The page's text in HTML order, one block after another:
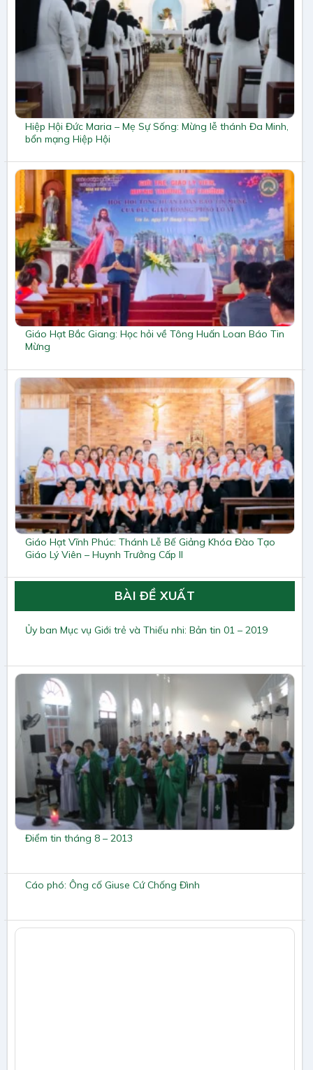
Hiệp Hội Đức Maria – Mẹ Sự Sống: Mừng lễ thánh Đa Minh,
bổn mạng Hiệp Hội
Giáo Hạt Bắc Giang: Học hỏi về Tông Huấn Loan Báo Tin
Mừng
Giáo Hạt Vĩnh Phúc: Thánh Lễ Bế Giảng Khóa Đào Tạo
Giáo Lý Viên – Huynh Trưởng Cấp II
BÀI ĐỀ XUẤT
Ủy ban Mục vụ Giới trẻ và Thiếu nhi: Bản tin 01 – 2019
Điểm tin tháng 8 – 2013
Cáo phó: Ông cố Giuse Cứ Chống Đình